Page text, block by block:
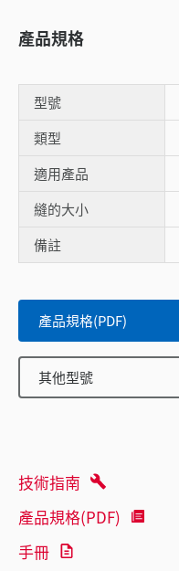
產品規格
型號
類型
適用產品
縫的大小
備註
產品規格(PDF)
其他型號
技術指南
產品規格(PDF)
手冊